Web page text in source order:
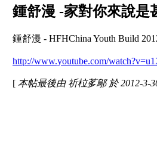
鍾舒漫 -家對你來說是
鍾舒漫 - HFHChina Youth Build
http://www.youtube.com/
[ 本帖最後由 祈柆茤鄔 於 2012-3-